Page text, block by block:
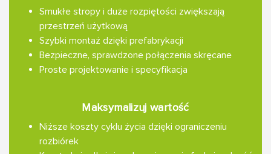
Smukłe stropy i duże rozpiętości zwiększają
przestrzeń użytkową
Szybki montaż dzięki prefabrykacji
Bezpieczne, sprawdzone połączenia skręcane
Proste projektowanie i specyfikacja
Maksymalizuj wartość
Niższe koszty cyklu życia dzięki ograniczeniu
rozbiórek